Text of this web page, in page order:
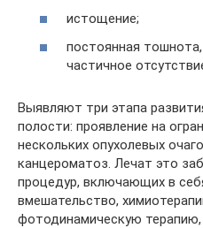
истощение;
постоянная
частичное
Выявляют три этапа
полости: проявление на
нескольких опухолевых
канцероматоз. Лечат это
процедур, включающих в
вмешательство,
фотодинамическую